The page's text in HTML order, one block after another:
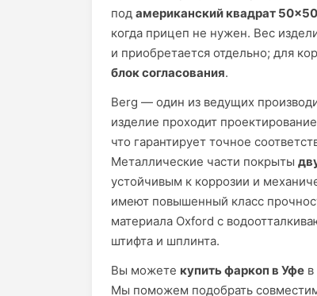
под американский квадрат
когда прицеп не нужен. Вес
и приобретается отдельно; для
блок согласования.
Berg — один из ведущих
изделие проходит
что гарантирует точное
Металлические части покрыты
устойчивым к коррозии и
имеют повышенный класс
материала Oxford с
штифта и шплинта.
Вы можете купить фаркоп в Уфе
Мы поможем подобрать